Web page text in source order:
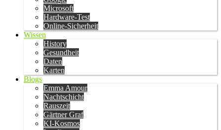
Microsoft
Hardware-Test
Online-Sicherheit
Wissen
History
Gesundheit
Daten
Karten
Blogs
Emma Amour
Nachtschicht
Rauszeit
Gärtner Graf
KI-Kosmos